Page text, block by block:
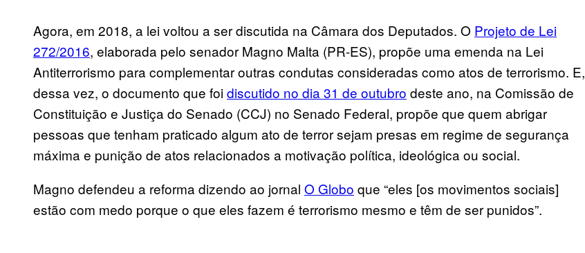
Agora, em 2018, a lei voltou a ser discutida na Câmara dos Deputados. O Projeto de Lei
272/2016, elaborada pelo senador Magno Malta (PR-ES), propõe uma emenda na Lei
Antiterrorismo para complementar outras condutas consideradas como atos de terrorismo. E,
dessa vez, o documento que foidiscutido no dia 31 de outubro deste ano, na Comissão de
Constituição e Justiça do Senado (CCJ) no Senado Federal, propõe que quem abrigar
pessoas que tenham praticado algum ato de terror sejam presas em regime de segurança
máxima e punição de atos relacionados a motivação política, ideológica ou social.
Magno defendeu a reforma dizendo ao jornal O Globo que “eles [os movimentos sociais]
estão com medo porque o que eles fazem é terrorismo mesmo e têm de ser punidos”.